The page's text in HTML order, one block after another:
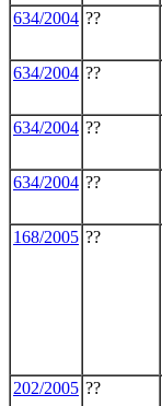
634/2004 ??
634/2004 ??
634/2004 ??
634/2004 ??
168/2005 ??
202/2005 ??